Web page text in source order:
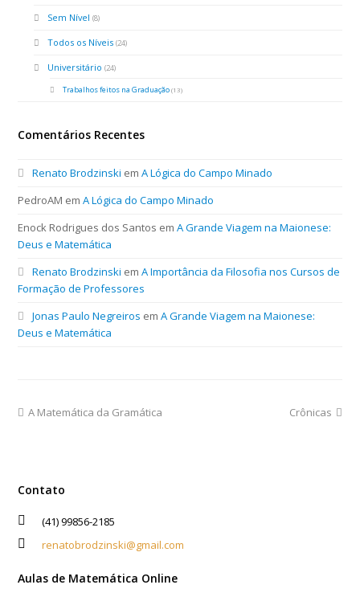
Sem Nível (8)
Todos os Níveis (24)
Universitário (24)
Trabalhos feitos na Graduação (13)
Comentários Recentes
Renato Brodzinski emA Lógica do Campo Minado
PedroAM emA Lógica do Campo Minado
Enock Rodrigues dos Santos emA Grande Viagem na Maionese:
Deus e Matemática
Renato Brodzinski emA Importância da Filosofia nos Cursos de
Formação de Professores
Jonas Paulo Negreiros emA Grande Viagem na Maionese:
Deus e Matemática
A Matemática da Gramática Crônicas
Contato
(41) 99856-2185
renatobrodzinski@gmail.com
Aulas de Matemática Online